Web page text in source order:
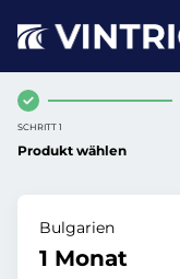
SCHRITT 1
Produkt wählen
Bulgarien
1 Monat